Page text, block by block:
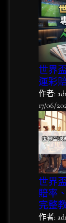
世界
運彩
作者:
17/06/
世界
賠率
完整
作者: